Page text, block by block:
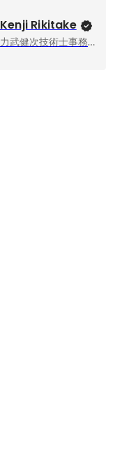
Kenji Rikitake
力武健次技術士事務所, 所長